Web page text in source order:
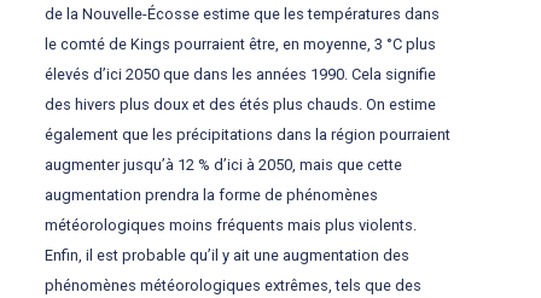
de la Nouvelle-Écosse estime que les températures dans
le comté de Kings pourraient être, en moyenne, 3 °C plus
élevés d’ici 2050 que dans les années 1990. Cela signifie
des hivers plus doux et des étés plus chauds. On estime
également que les précipitations dans la région pourraient
augmenter jusqu’à 12 % d’ici à 2050, mais que cette
augmentation prendra la forme de phénomènes
météorologiques moins fréquents mais plus violents.
Enfin, il est probable qu’il y ait une augmentation des
phénomènes météorologiques extrêmes, tels que des